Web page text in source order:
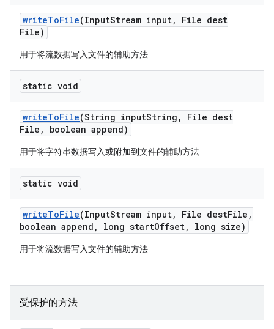
writeToFile(InputStream input,
File dest
File)
用于将流数据写入文件的辅助方法
static void
writeToFile(String inputString ,
File dest
File , boolean append)
用于将字符串数据写入或附加到文件的辅助方法
static void
writeToFile(InputStream input, File destFile ,
boolean append , long startOffset, long size)
用于将流数据写入文件的辅助方法
受保护的方法